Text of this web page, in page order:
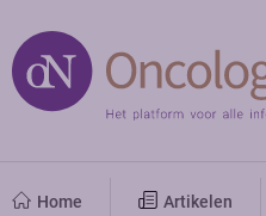
Home Artikelen